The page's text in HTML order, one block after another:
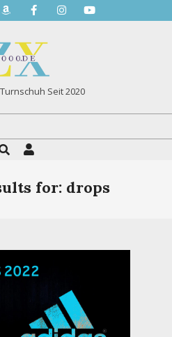
Seit 2020
for: drops